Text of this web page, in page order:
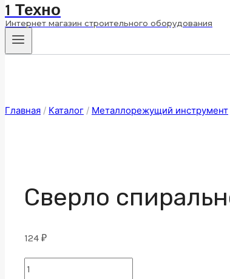
1 Техно
Интернет магазин строительного оборудования
Главная / Каталог / Металлорежущий инструмент
Сверло
124 ₽
Сверло